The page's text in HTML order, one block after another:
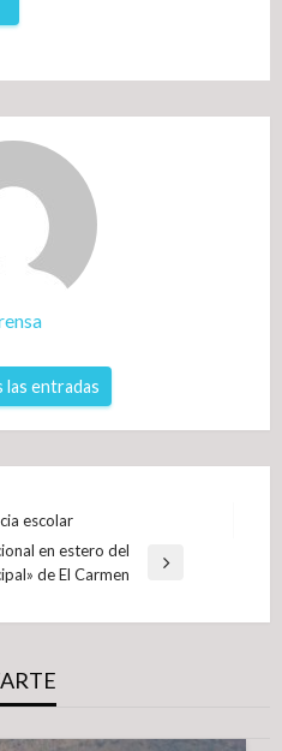
las entradas
escolar
en estero del
de El Carmen